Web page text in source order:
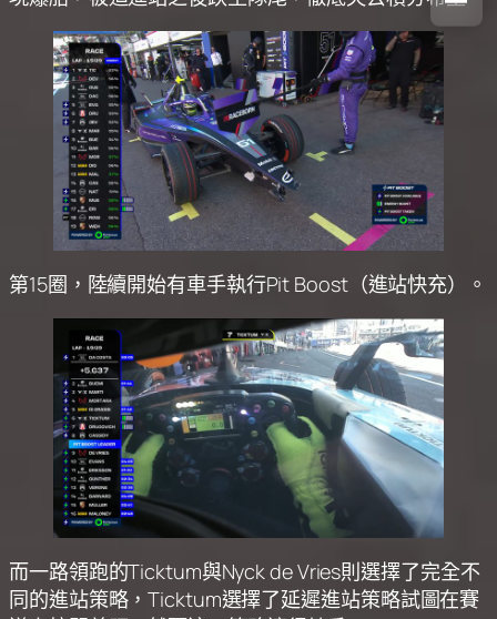
第15圈，陸續開始有車手執行Pit Boost（進站快充）。
而一路領跑的Ticktum與Nyck de Vries則選擇了完全不
同的進站策略，Ticktum選擇了延遲進站策略試圖在賽